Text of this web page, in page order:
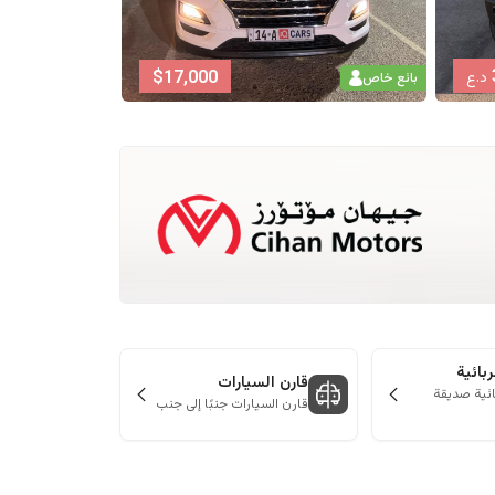
بائع خاص $48,500 $
صديقة قارن السيارات
قارن السيارات جنبًا إلى جنب